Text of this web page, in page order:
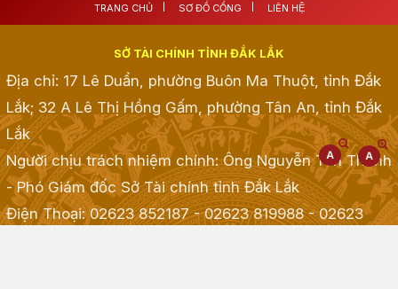
TRANG CHỦ SƠ ĐỒ CỔNG LIÊN HỆ
SỞ TÀI CHÍNH TỈNH ĐẮK LẮK
Địa chỉ: 17 Lê Duẩn, phường Buôn Ma Thuột, tỉnh Đắk
Lắk; 32 A Lê Thị Hồng Gấm, phường Tân An, tỉnh Đắk
Lắk
Người chịu trách nhiệm chính: Ông Nguyễn Tấn Thành
- Phó Giám đốc Sở Tài chính tỉnh Đắk Lắk
Điện Thoại: 02623 852187 - 02623 819988 - 02623